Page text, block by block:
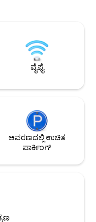
ಹಿಂಭಾಗದಲ್ಲಿ
ಕಾಲ್ನಡಿಗೆಯಲ್ಲಿ ಅಥವಾ
ಮುಕ್ತವಾಗಿದೆ.
ವೈಫೈ
ಆವರಣದಲ್ಲಿ ಉಚಿತ
ಪಾರ್ಕಿಂಗ್